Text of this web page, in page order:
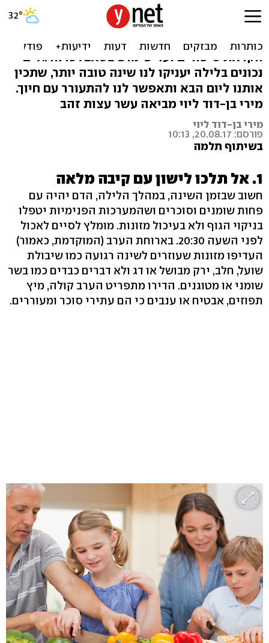
בוקר טוב מתחיל בלילה
מתזונה ועד פתרון סכסוכים, כושר ועד יניקה,
הקראת סיפורים ועד שימוש בטאבלט. הרגלים
נכונים בלילה יעניקו לנו שינה טובה יותר, שתכין
אותנו ליום הבא ותאפשר לנו להתעורר עם חיוך.
מירי בן-דוד ליוי מביאה עשר עצות זהב
מירי בן-דוד ליוי
פורסם: 20.08.17, 10:13
בשיתוף תלמה
1. אל תלכו לישון עם קיבה מלאה
חשוב שבזמן השינה, במהלך הלילה, הדם יהיה עם
פחות שומנים וסוכרים ושהמערכות הפנימיות יטפלו
בניקוי הגוף ולא בעיכול מזונות. מומלץ לסיים לאכול
לפני השעה 20:30. בארוחת הערב (המוקדמת, כאמור)
העדיפו מזונות שעוזרים לשינה רגועה כמו שיבולת
שועל, חלב, ירק מבושל או דג ולא דברים כבדים כמו בשר
שומני או מטוגנים. הדירו מתפריט הערב קולה, מיץ
תפוזים, אבטיח או ענבים כי הם עתירי סוכר ומעוררים.